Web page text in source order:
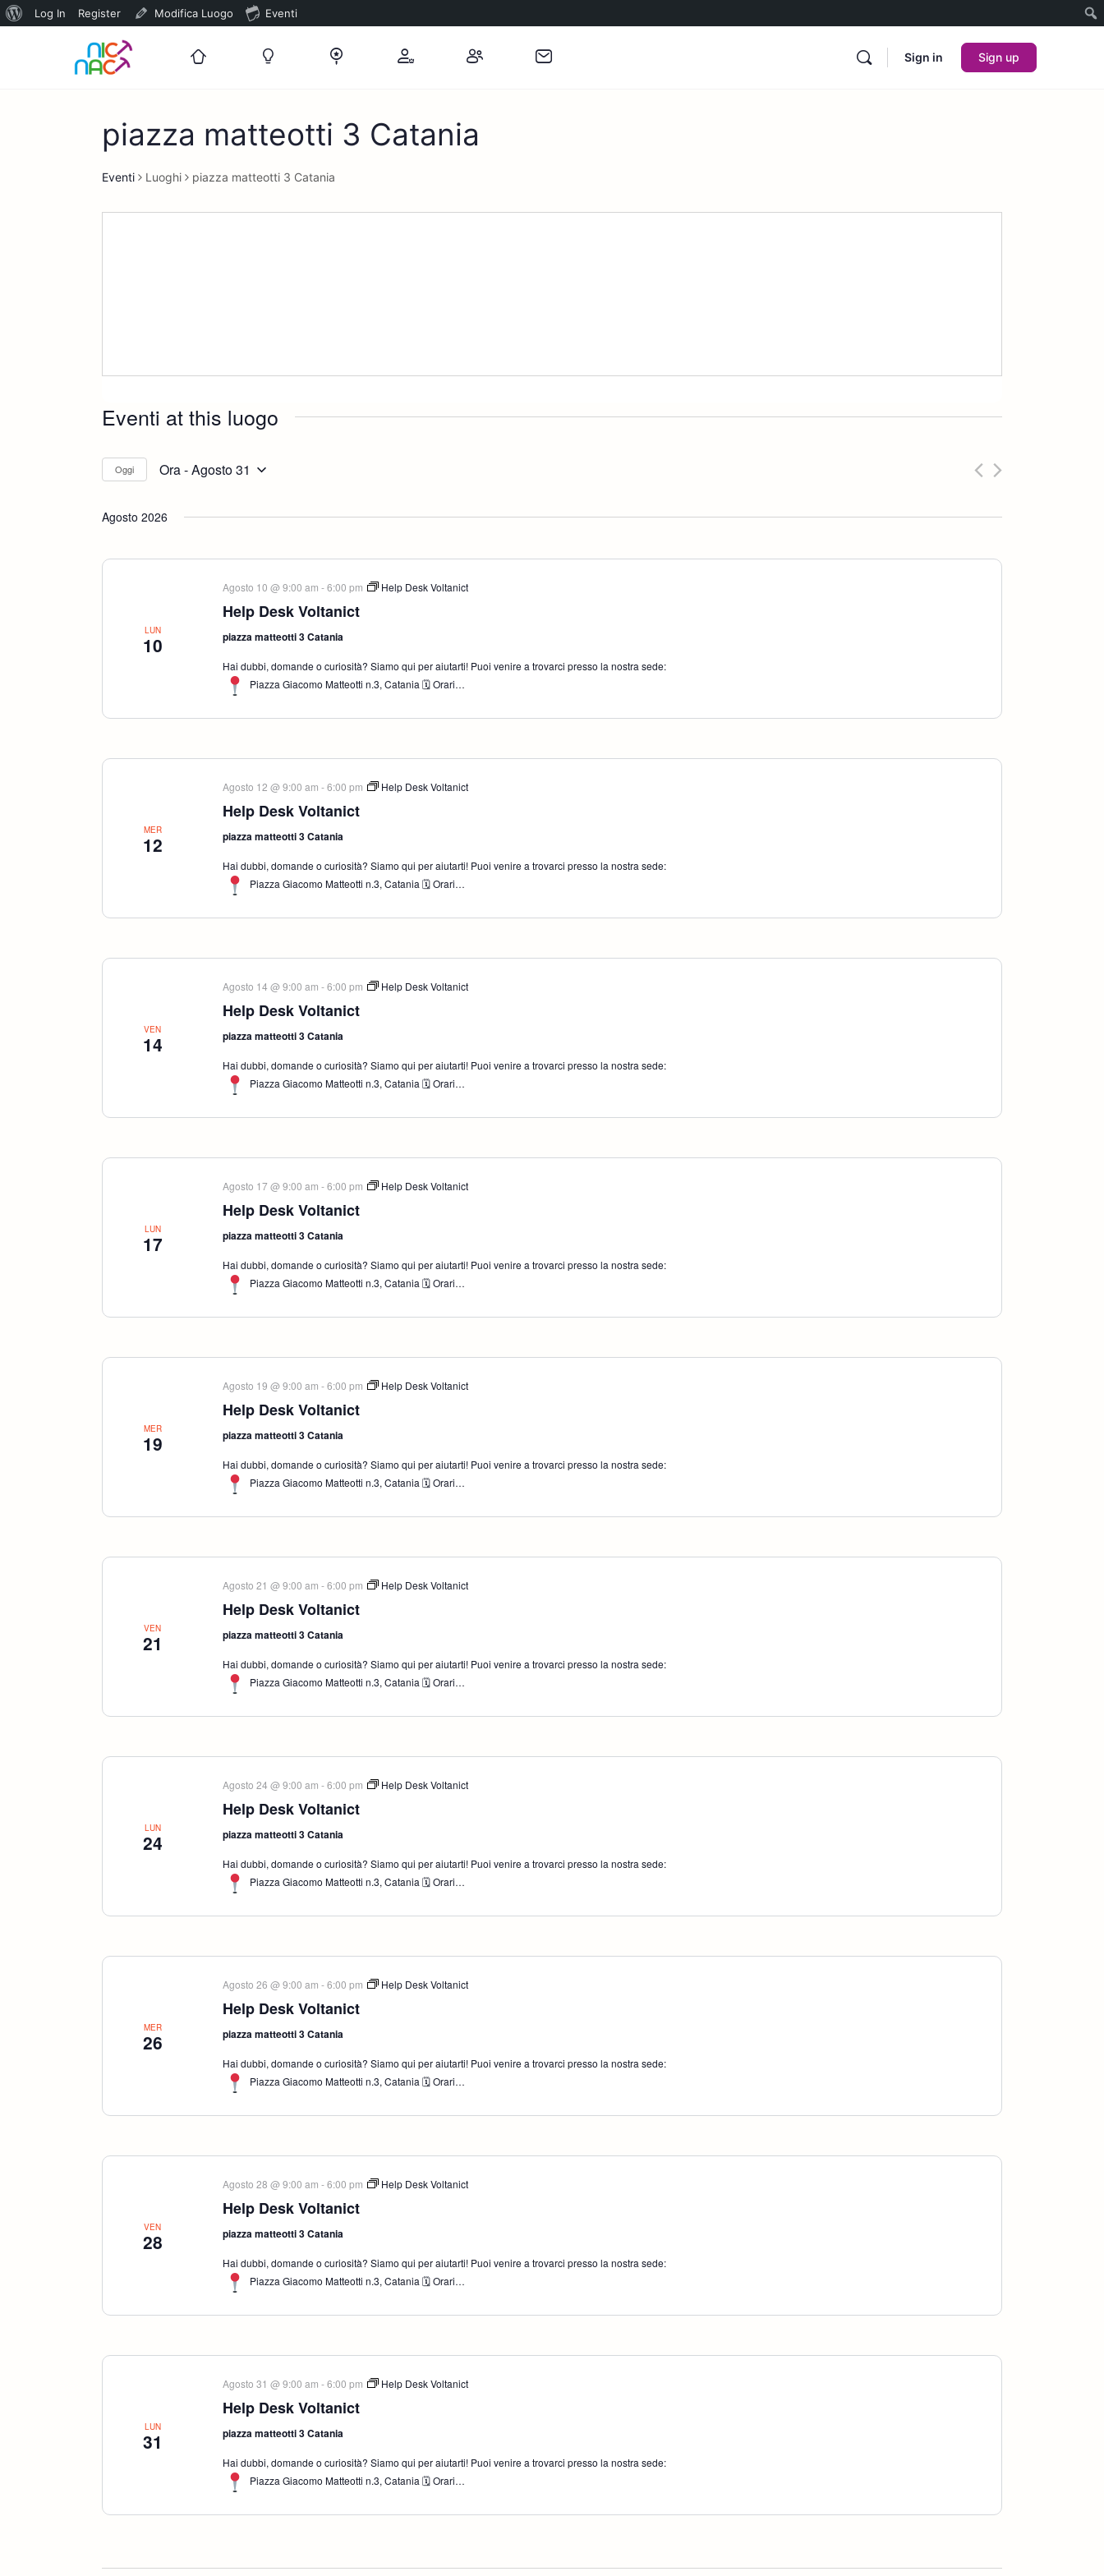
Informazioni
WordPress
Log In Register Modifica Luogo Eventi
Sign in Sign up
piazza matteotti 3 Catania
Eventi Luoghi piazza matteotti 3 Catania
Eventi at this luogo
Oggi Ora - Agosto 31
Agosto 2026
LUN
10
Agosto 10 @ 9:00 am -6:00 pm Help Desk Voltanict
Help Desk Voltanict
piazza matteotti 3 Catania
Hai dubbi, domande o curiosità? Siamo qui per aiutarti! Puoi venire a trovarci presso la nostra sede:
Piazza Giacomo Matteotti n.3, Catania 🗓 Orari…
MER
12
Agosto 12 @ 9:00 am -6:00 pm Help Desk Voltanict
Help Desk Voltanict
piazza matteotti 3 Catania
Hai dubbi, domande o curiosità? Siamo qui per aiutarti! Puoi venire a trovarci presso la nostra sede:
Piazza Giacomo Matteotti n.3, Catania 🗓 Orari…
VEN
14
Agosto 14 @ 9:00 am -6:00 pm Help Desk Voltanict
Help Desk Voltanict
piazza matteotti 3 Catania
Hai dubbi, domande o curiosità? Siamo qui per aiutarti! Puoi venire a trovarci presso la nostra sede:
Piazza Giacomo Matteotti n.3, Catania 🗓 Orari…
LUN
17
Agosto 17 @ 9:00 am -6:00 pm Help Desk Voltanict
Help Desk Voltanict
piazza matteotti 3 Catania
Hai dubbi, domande o curiosità? Siamo qui per aiutarti! Puoi venire a trovarci presso la nostra sede:
Piazza Giacomo Matteotti n.3, Catania 🗓 Orari…
MER
19
Agosto 19 @ 9:00 am -6:00 pm Help Desk Voltanict
Help Desk Voltanict
piazza matteotti 3 Catania
Hai dubbi, domande o curiosità? Siamo qui per aiutarti! Puoi venire a trovarci presso la nostra sede:
Piazza Giacomo Matteotti n.3, Catania 🗓 Orari…
VEN
21
Agosto 21 @ 9:00 am -6:00 pm Help Desk Voltanict
Help Desk Voltanict
piazza matteotti 3 Catania
Hai dubbi, domande o curiosità? Siamo qui per aiutarti! Puoi venire a trovarci presso la nostra sede:
Piazza Giacomo Matteotti n.3, Catania 🗓 Orari…
LUN
24
Agosto 24 @ 9:00 am -6:00 pm Help Desk Voltanict
Help Desk Voltanict
piazza matteotti 3 Catania
Hai dubbi, domande o curiosità? Siamo qui per aiutarti! Puoi venire a trovarci presso la nostra sede:
Piazza Giacomo Matteotti n.3, Catania 🗓 Orari…
MER
26
Agosto 26 @ 9:00 am -6:00 pm Help Desk Voltanict
Help Desk Voltanict
piazza matteotti 3 Catania
Hai dubbi, domande o curiosità? Siamo qui per aiutarti! Puoi venire a trovarci presso la nostra sede:
Piazza Giacomo Matteotti n.3, Catania 🗓 Orari…
VEN
28
Agosto 28 @ 9:00 am -6:00 pm Help Desk Voltanict
Help Desk Voltanict
piazza matteotti 3 Catania
Hai dubbi, domande o curiosità? Siamo qui per aiutarti! Puoi venire a trovarci presso la nostra sede:
Piazza Giacomo Matteotti n.3, Catania 🗓 Orari…
LUN
31
Agosto 31 @ 9:00 am -6:00 pm Help Desk Voltanict
Help Desk Voltanict
piazza matteotti 3 Catania
Hai dubbi, domande o curiosità? Siamo qui per aiutarti! Puoi venire a trovarci presso la nostra sede:
Piazza Giacomo Matteotti n.3, Catania 🗓 Orari…